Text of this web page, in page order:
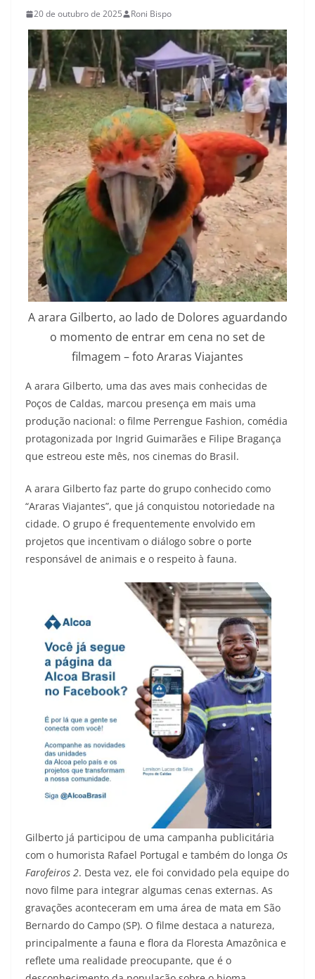
20 de outubro de 2025 Roni Bispo
A arara Gilberto, ao lado de Dolores aguardando
o momento de entrar em cena no set de
filmagem – foto Araras Viajantes
A arara Gilberto, uma das aves mais conhecidas de
Poços de Caldas, marcou presença em mais uma
produção nacional: o filme Perrengue Fashion, comédia
protagonizada por Ingrid Guimarães e Filipe Bragança
que estreou este mês, nos cinemas do Brasil.
A arara Gilberto faz parte do grupo conhecido como
“Araras Viajantes”, que já conquistou notoriedade na
cidade. O grupo é frequentemente envolvido em
projetos que incentivam o diálogo sobre o porte
responsável de animais e o respeito à fauna.
Gilberto já participou de uma campanha publicitária
com o humorista Rafael Portugal e também do longa Os
Farofeiros 2. Desta vez, ele foi convidado pela equipe do
novo filme para integrar algumas cenas externas. As
gravações aconteceram em uma área de mata em São
Bernardo do Campo (SP). O filme destaca a natureza,
principalmente a fauna e flora da Floresta Amazônica e
reflete uma realidade preocupante, que é o